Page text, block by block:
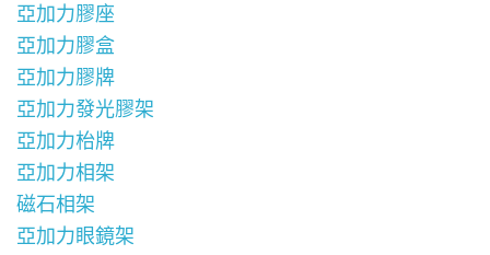
亞加力膠座
亞加力膠盒
亞加力膠牌
亞加力發光膠架
亞加力枱牌
亞加力相架
磁石相架
亞加力眼鏡架